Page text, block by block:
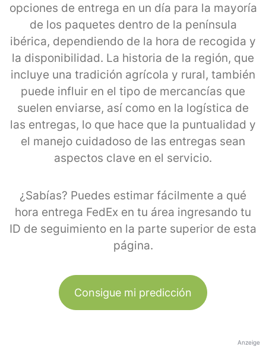
opciones de entrega en un día para la mayoría
de los paquetes dentro de la península
ibérica, dependiendo de la hora de recogida y
la disponibilidad. La historia de la región, que
incluye una tradición agrícola y rural, también
puede influir en el tipo de mercancías que
suelen enviarse, así como en la logística de
las entregas, lo que hace que la puntualidad y
el manejo cuidadoso de las entregas sean
aspectos clave en el servicio.
¿Sabías? Puedes estimar fácilmente a qué
hora entrega FedEx en tu área ingresando tu
ID de seguimiento en la parte superior de esta
página.
Consigue mi predicción
Anzeige